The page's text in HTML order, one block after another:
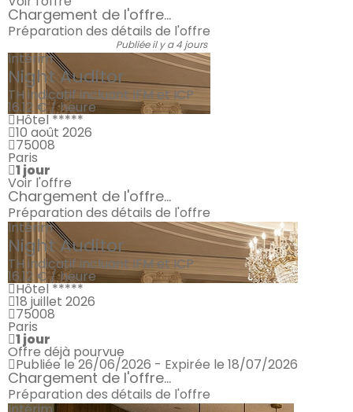
Chargement de l'offre...
Préparation des détails de l'offre
Publiée il y a 4 jours
Intérim
Night Auditor
TH indicatif incluant IFM et ICP
16.12 € / heure
Hôtel *****
10 août 2026
75008
Paris
1 jour
Voir l'offre
Chargement de l'offre...
Préparation des détails de l'offre
Intérim
Night Auditor
TH indicatif incluant IFM et ICP
16.12 € / heure
Hôtel *****
18 juillet 2026
75008
Paris
1 jour
Offre déjà pourvue
Publiée le 26/06/2026 - Expirée le 18/07/2026
Chargement de l'offre...
Préparation des détails de l'offre